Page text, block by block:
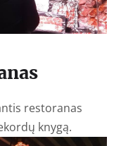
restoranas
knygą.